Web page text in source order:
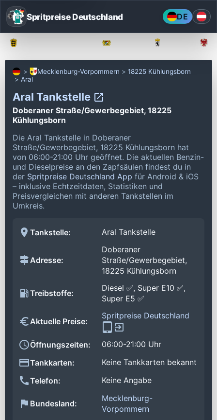
Spritpreise Deutschland DE
Mecklenburg-Vorpommern
18225 Kühlungsborn
Aral
Aral Tankstelle
Doberaner Straße/Gewerbegebiet, 18225
Kühlungsborn
Die Aral Tankstelle in Doberaner
Straße/Gewerbegebiet, 18225 Kühlungsborn hat
von 06:00-21:00 Uhr geöffnet. Die aktuellen Benzin-
und Dieselpreise an den Zapfsäulen findest du in
der Spritpreise Deutschland App für Android & iOS
– inklusive Echtzeitdaten, Statistiken und
Preisvergleichen mit anderen Tankstellen im
Umkreis.
Tankstelle: Aral Tankstelle
Adresse:
Doberaner
Straße/Gewerbegebiet,
18225 Kühlungsborn
Treibstoffe:
Diesel ✅, Super E10 ✅,
Super E5 ✅
Aktuelle Preise:
Spritpreise Deutschland
Öffnungszeiten:
06:00-21:00 Uhr
Tankkarten:
Keine Tankkarten bekannt
Telefon:
Keine Angabe
Bundesland:
Mecklenburg-
Vorpommern